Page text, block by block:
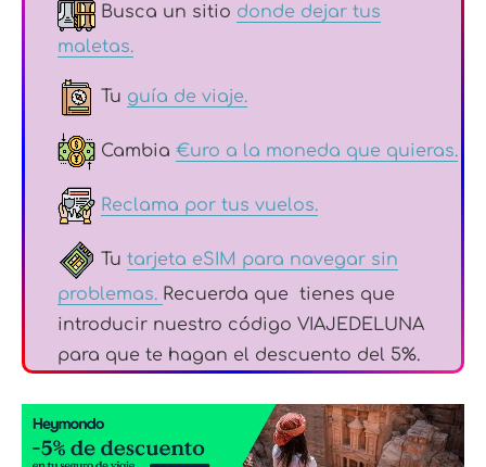
Busca un sitio donde dejar tus
maletas.
Tu guía de viaje.
Cambia €uro a la moneda que quieras.
Reclama por tus vuelos.
Tu tarjeta eSIM para navegar sin
problemas. Recuerda que tienes que
introducir nuestro código VIAJEDELUNA
para que te hagan el descuento del 5%.